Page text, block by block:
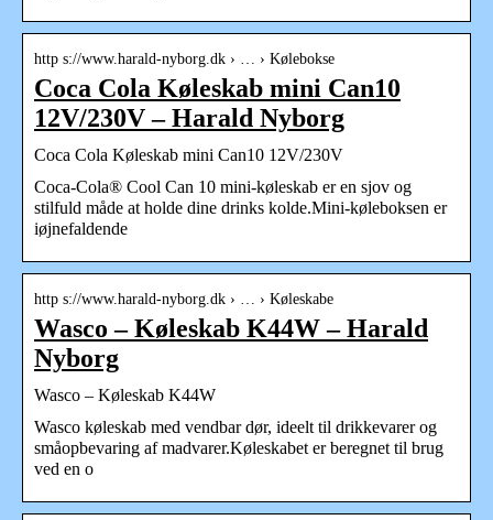
http s://www.harald-nyborg.dk › … › Kølebokse
Coca Cola Køleskab mini Can10
12V/230V – Harald Nyborg
Coca Cola Køleskab mini Can10 12V/230V
Coca-Cola® Cool Can 10 mini-køleskab er en sjov og
stilfuld måde at holde dine drinks kolde.Mini-køleboksen er
iøjnefaldende
http s://www.harald-nyborg.dk › … › Køleskabe
Wasco – Køleskab K44W – Harald
Nyborg
Wasco – Køleskab K44W
Wasco køleskab med vendbar dør, ideelt til drikkevarer og
småopbevaring af madvarer.Køleskabet er beregnet til brug
ved en o